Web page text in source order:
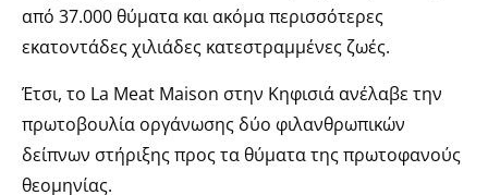
από 37.000 θύματα και ακόμα περισσότερες
εκατοντάδες χιλιάδες κατεστραμμένες ζωές.
Έτσι, το La Meat Maison στην Κηφισιά ανέλαβε την
πρωτοβουλία οργάνωσης δύο φιλανθρωπικών
δείπνων στήριξης προς τα θύματα της πρωτοφανούς
θεομηνίας.